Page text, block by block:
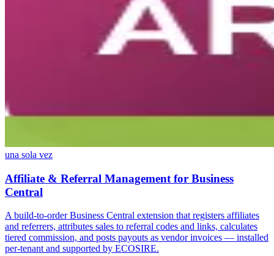
una sola vez
Affiliate & Referral Management for Business
Central
A build-to-order Business Central extension that registers affiliates
and referrers, attributes sales to referral codes and links, calculates
tiered commission, and posts payouts as vendor invoices — installed
per-tenant and supported by ECOSIRE.